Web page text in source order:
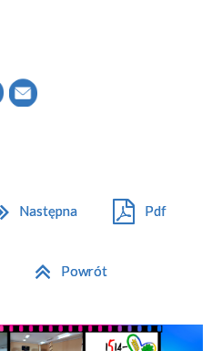
Następna Pdf
Powrót